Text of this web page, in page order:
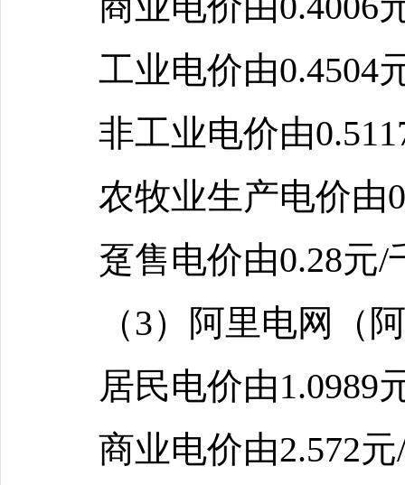
工业电价由0.4504
非工业电价由
农牧业生产电价由
趸售电价由0.28元
（3）阿里电网（
居民电价由1.0989
商业电价由2.572